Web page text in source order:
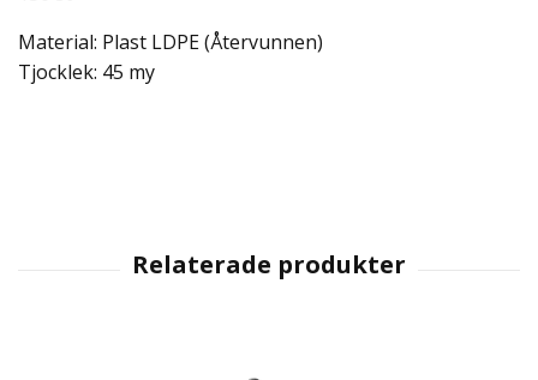
Material: Plast LDPE (Återvunnen)
Tjocklek: 45 my